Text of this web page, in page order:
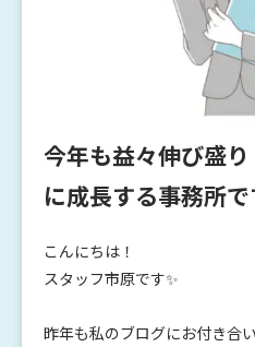
今年も益々伸び盛
に成長する事務所で
こんにちは！
スタッフ市原です✨
昨年も私のブログにお付き合